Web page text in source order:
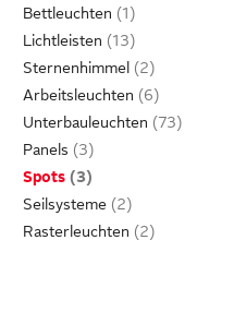
Bettleuchten
Lichtleisten
Sternenhimmel
Arbeitsleuchten
Unterbauleuchten
Panels
Spots
Seilsysteme
Rasterleuchten